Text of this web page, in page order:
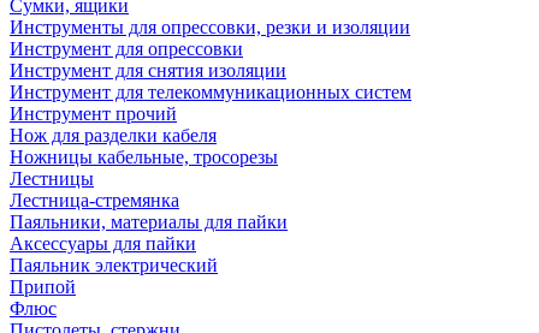
Сумки, ящики
Инструменты для опрессовки, резки и изоляции
Инструмент для опрессовки
Инструмент для снятия изоляции
Инструмент для телекоммуникационных систем
Инструмент прочий
Нож для разделки кабеля
Ножницы кабельные, тросорезы
Лестницы
Лестница-стремянка
Паяльники, материалы для пайки
Аксессуары для пайки
Паяльник электрический
Припой
Флюс